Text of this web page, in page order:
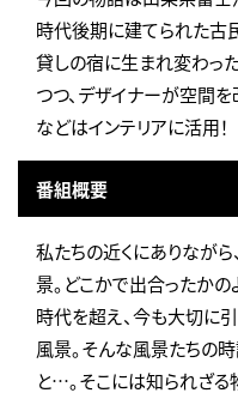
時代後期に建てられた古
貸しの宿に生まれ変わっ
つつ、デザイナーが空間
などはインテリアに活用！
番組概要
私たちの近くにありなが
景。どこかで出合ったかの
時代を超え、今も大切に
風景。そんな風景たちの
と…。そこには知られざる